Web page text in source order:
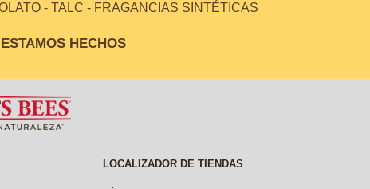
- TALC - FRAGANCIAS SINTÉTICAS
HECHOS
LOCALIZADOR DE TIENDAS